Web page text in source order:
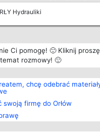
Hydrauliki
Ci pomogę! 🙂 Kliknij
rozmowy! 🙂
chcę odebrać
swoją firmę do Orłów
sp. z o.
Regon
Plebiscyt
Laureaci
Lista
Laureatów
Zasady
Polityka